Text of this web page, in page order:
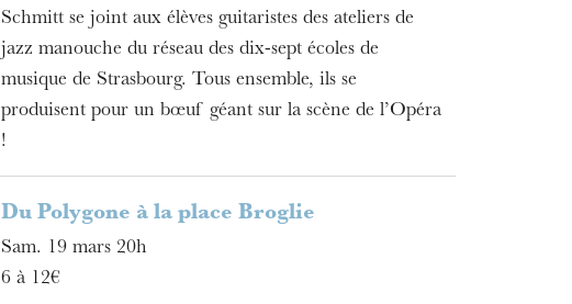
Schmitt se joint aux élèves guitaristes des ateliers de
jazz manouche du réseau des dix-sept écoles de
musique de Strasbourg. Tous ensemble, ils se
produisent pour un bœuf géant sur la scène de l’Opéra
!
Du Polygone à la place Broglie
Sam. 19 mars 20h
6 à 12€